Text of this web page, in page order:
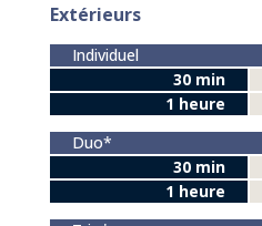
Extérieurs
30 min
1 heure
Individuel
30 min
1 heure
Duo*